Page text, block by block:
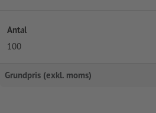
Antal
100
Grundpris (exkl. moms)